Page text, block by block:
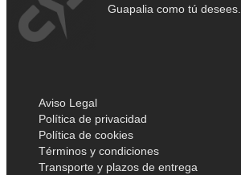
Guapalia como tú desees.
Aviso Legal
Política de privacidad
Política de cookies
Términos y condiciones
Transporte y plazos de entrega